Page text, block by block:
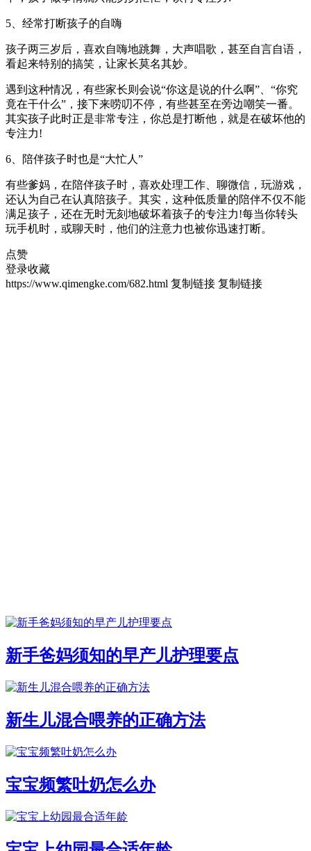
5、经常打断孩子的自嗨
孩子两三岁后，喜欢自嗨地跳舞，大声唱歌，甚至自言自语，
看起来特别的搞笑，让家长莫名其妙。
遇到这种情况，有些家长则会说“你这是说的什么啊”、“你究
竟在干什么”，接下来唠叨不停，有些甚至在旁边嘲笑一番。
其实孩子此时正是非常专注，你总是打断他，就是在破坏他的
专注力!
6、陪伴孩子时也是“大忙人”
有些爹妈，在陪伴孩子时，喜欢处理工作、聊微信，玩游戏，
还认为自己在认真陪孩子。其实，这种低质量的陪伴不仅不能
满足孩子，还在无时无刻地破坏着孩子的专注力!每当你转头
玩手机时，或聊天时，他们的注意力也被你迅速打断。
点赞
登录收藏
https://www.qimengke.com/682.html 复制链接 复制链接
新手爸妈须知的早产儿护理要点
新生儿混合喂养的正确方法
宝宝频繁吐奶怎么办